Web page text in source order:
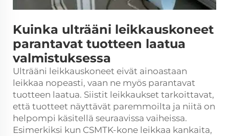
Kuinka ulträäni leikkauskoneet
parantavat tuotteen laatua
valmistuksessa
Ulträäni leikkauskoneet eivät ainoastaan
leikkaa nopeasti, vaan ne myös parantavat
tuotteen laatua. Siistit leikkaukset tarkoittavat,
että tuotteet näyttävät paremmoilta ja niitä on
helpompi käsitellä seuraavissa vaiheissa.
Esimerkiksi kun CSMTK-kone leikkaa kankaita,